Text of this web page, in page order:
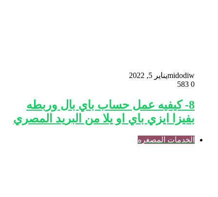
midodiwيناير 5, 2022
0
8- كيفيه عمل حساب باي بال وربطه
بفيزا ايزي باي او يلا من البريد المصري
الخدمات المصغره